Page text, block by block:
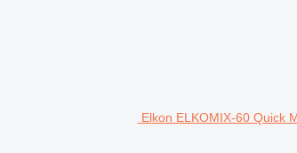
Elkon ELKOMIX-60 Quick